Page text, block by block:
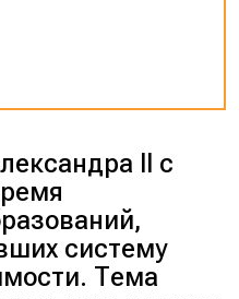
II с
систему
Тема